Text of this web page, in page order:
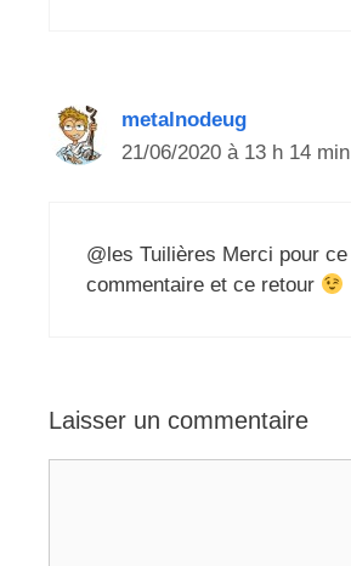
metalnodeug
21/06/2020 à 13 h 14 min
@les Tuilières Merci pour ce
commentaire et ce retour
Laisser un commentaire